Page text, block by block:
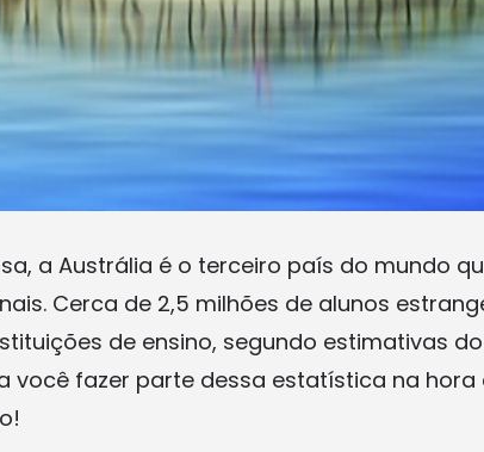
a Austrália é o terceiro país do mundo
Cerca de 2,5 milhões de alunos
de ensino, segundo estimativas
você fazer parte dessa estatística na hora